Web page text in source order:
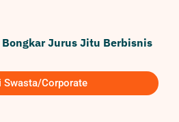
Jurus Jitu Berbisnis
Swasta/Corporate